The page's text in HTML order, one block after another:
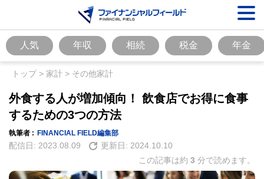
人気 年収 相続 税金 年金
トップ> 家計 > その他家計
外食する人が増加傾向！ 飲食店でお得に食事
するための3つの方法
執筆者 : FINANCIAL FIELD編集部
配信日: 2023.08.09 更新日: 2024.10.10
この記事は約 3 分で読めます。